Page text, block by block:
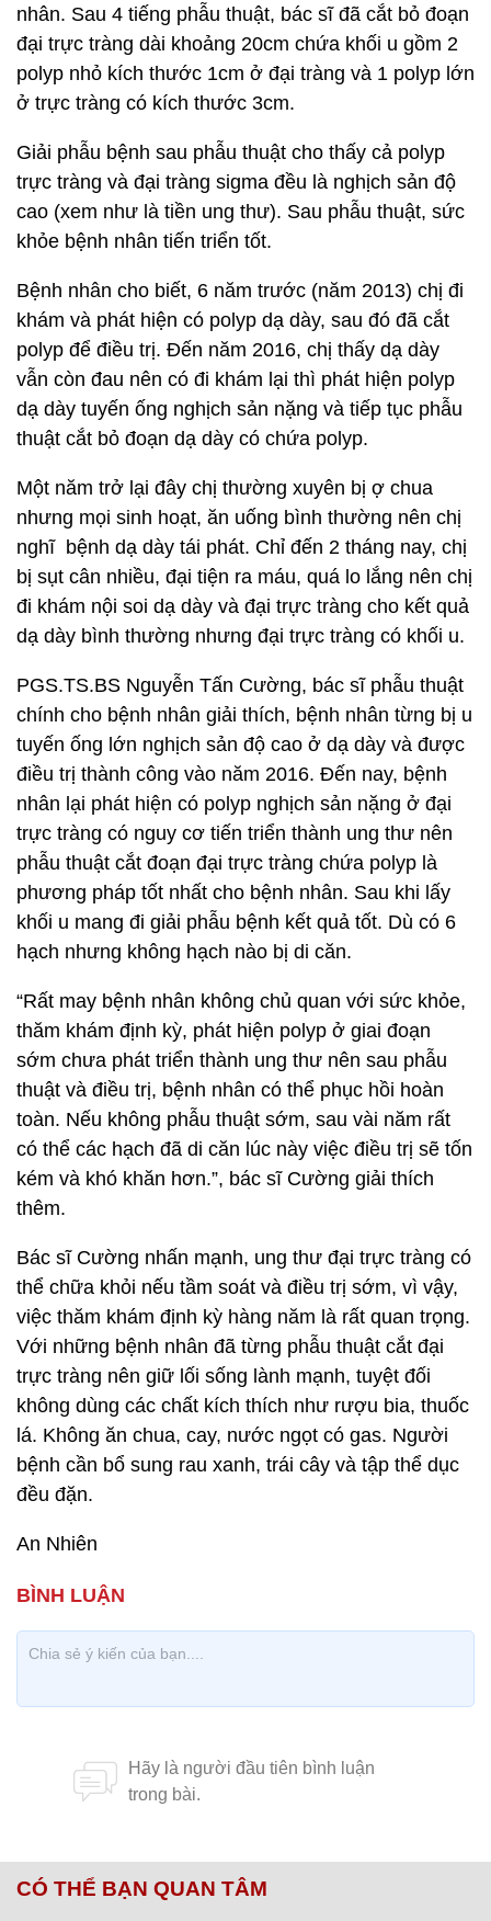
nhân. Sau 4 tiếng phẫu thuật, bác sĩ đã cắt bỏ đoạn
đại trực tràng dài khoảng 20cm chứa khối u gồm 2
polyp nhỏ kích thước 1cm ở đại tràng và 1 polyp lớn
ở trực tràng có kích thước 3cm.
Giải phẫu bệnh sau phẫu thuật cho thấy cả polyp
trực tràng và đại tràng sigma đều là nghịch sản độ
cao (xem như là tiền ung thư). Sau phẫu thuật, sức
khỏe bệnh nhân tiến triển tốt.
Bệnh nhân cho biết, 6 năm trước (năm 2013) chị đi
khám và phát hiện có polyp dạ dày, sau đó đã cắt
polyp để điều trị. Đến năm 2016, chị thấy dạ dày
vẫn còn đau nên có đi khám lại thì phát hiện polyp
dạ dày tuyến ống nghịch sản nặng và tiếp tục phẫu
thuật cắt bỏ đoạn dạ dày có chứa polyp.
Một năm trở lại đây chị thường xuyên bị ợ chua
nhưng mọi sinh hoạt, ăn uống bình thường nên chị
nghĩ bệnh dạ dày tái phát. Chỉ đến 2 tháng nay, chị
bị sụt cân nhiều, đại tiện ra máu, quá lo lắng nên chị
đi khám nội soi dạ dày và đại trực tràng cho kết quả
dạ dày bình thường nhưng đại trực tràng có khối u.
PGS.TS.BS Nguyễn Tấn Cường, bác sĩ phẫu thuật
chính cho bệnh nhân giải thích, bệnh nhân từng bị u
tuyến ống lớn nghịch sản độ cao ở dạ dày và được
điều trị thành công vào năm 2016. Đến nay, bệnh
nhân lại phát hiện có polyp nghịch sản nặng ở đại
trực tràng có nguy cơ tiến triển thành ung thư nên
phẫu thuật cắt đoạn đại trực tràng chứa polyp là
phương pháp tốt nhất cho bệnh nhân. Sau khi lấy
khối u mang đi giải phẫu bệnh kết quả tốt. Dù có 6
hạch nhưng không hạch nào bị di căn.
“Rất may bệnh nhân không chủ quan với sức khỏe,
thăm khám định kỳ, phát hiện polyp ở giai đoạn
sớm chưa phát triển thành ung thư nên sau phẫu
thuật và điều trị, bệnh nhân có thể phục hồi hoàn
toàn. Nếu không phẫu thuật sớm, sau vài năm rất
có thể các hạch đã di căn lúc này việc điều trị sẽ tốn
kém và khó khăn hơn.”, bác sĩ Cường giải thích
thêm.
Bác sĩ Cường nhấn mạnh, ung thư đại trực tràng có
thể chữa khỏi nếu tầm soát và điều trị sớm, vì vậy,
việc thăm khám định kỳ hàng năm là rất quan trọng.
Với những bệnh nhân đã từng phẫu thuật cắt đại
trực tràng nên giữ lối sống lành mạnh, tuyệt đối
không dùng các chất kích thích như rượu bia, thuốc
lá. Không ăn chua, cay, nước ngọt có gas. Người
bệnh cần bổ sung rau xanh, trái cây và tập thể dục
đều đặn.
An Nhiên
CÓ THỂ BẠN QUAN TÂM